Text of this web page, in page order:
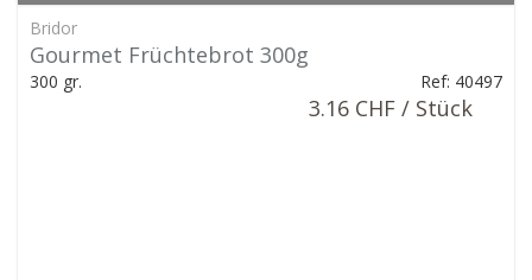
Bridor
Gourmet Früchtebrot 300g
300 gr. Ref: 40497
3.16 CHF / Stück